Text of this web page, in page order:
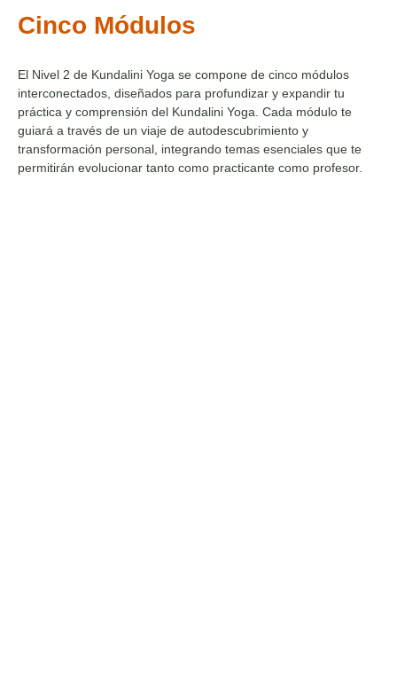
Cinco Módulos
El Nivel 2 de Kundalini Yoga se compone de cinco módulos
interconectados, diseñados para profundizar y expandir tu
práctica y comprensión del Kundalini Yoga. Cada módulo te
guiará a través de un viaje de autodescubrimiento y
transformación personal, integrando temas esenciales que te
permitirán evolucionar tanto como practicante como profesor.